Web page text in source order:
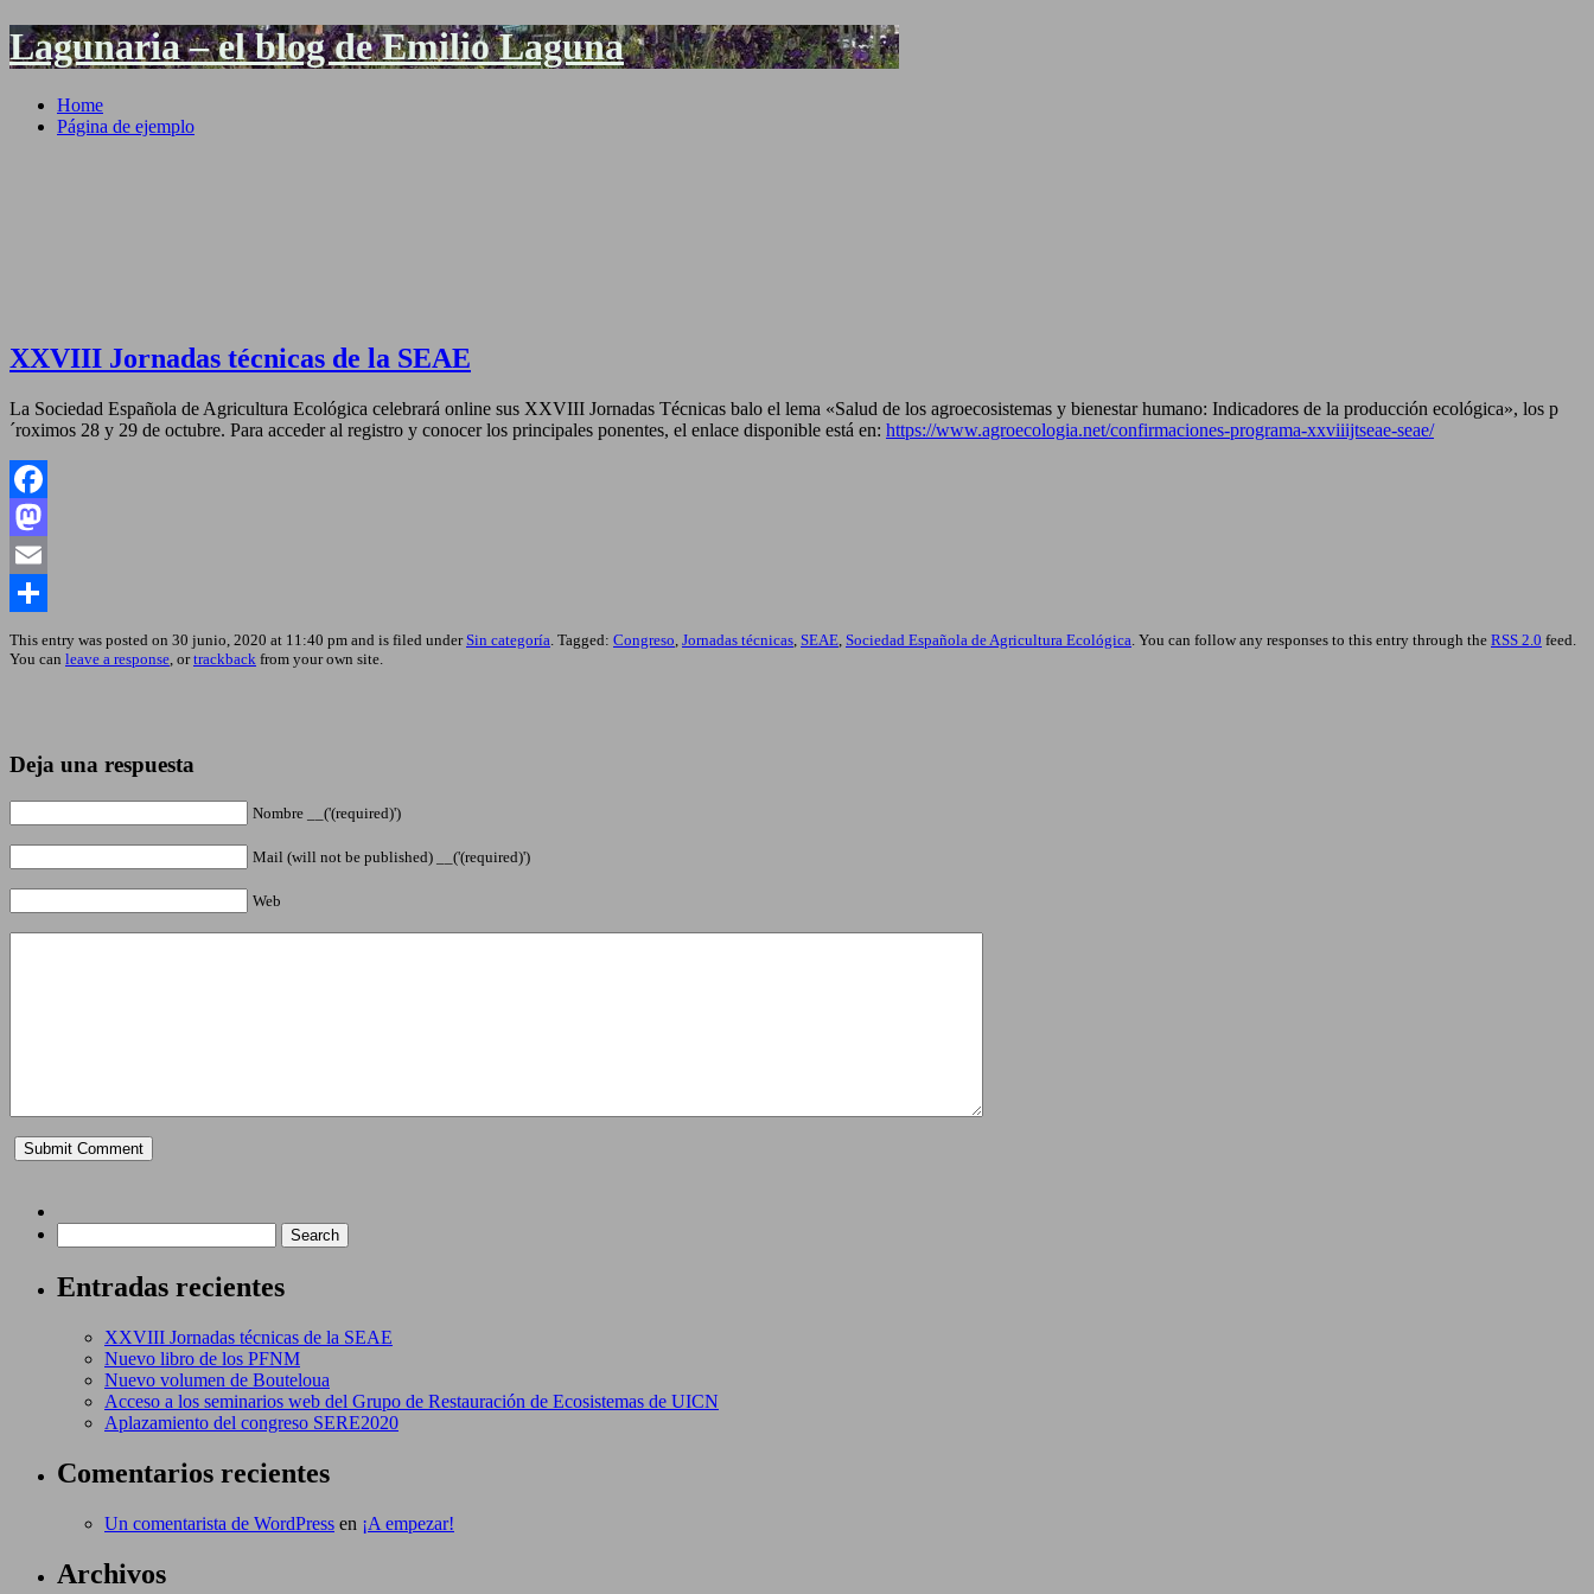
Lagunaria – el blog de Emilio Laguna
Home
Página de ejemplo
XXVIII Jornadas técnicas de la SEAE
La Sociedad Española de Agricultura Ecológica celebrará online sus XXVIII Jornadas Técnicas balo el lema «Salud de los agroecosistemas y bienestar humano: Indicadores de la producción ecológica», los p
´roximos 28 y 29 de octubre. Para acceder al registro y conocer los principales ponentes, el enlace disponible está en: https://www.agroecologia.net/confirmaciones-programa-xxviiijtseae-seae/
Facebook
Mastodon
Email
Compartir
This entry was posted on 30 junio, 2020 at 11:40 pm and is filed under Sin categoría . Tagged: Congreso Jornadas técnicas SEAE Sociedad Española de Agricultura Ecológica . You can follow any responses to this entry through the RSS 2.0 feed.
You can leave a response , ortrackback from your own site.
Deja una respuesta
Nombre __('(required)')
Mail (will not be published) __('(required)')
Web
Entradas recientes
XXVIII Jornadas técnicas de la SEAE
Nuevo libro de los PFNM
Nuevo volumen de Bouteloua
Acceso a los seminarios web del Grupo de Restauración de Ecosistemas de UICN
Aplazamiento del congreso SERE2020
Comentarios recientes
Un comentarista de WordPress en ¡A empezar!
Archivos